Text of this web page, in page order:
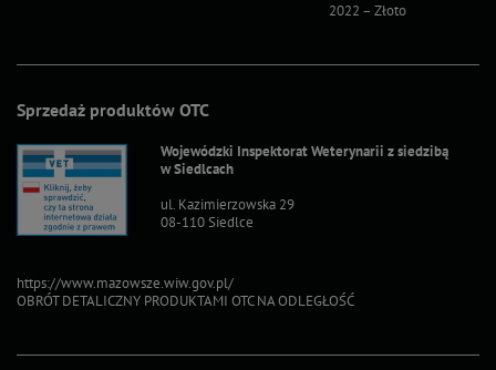
Sprzedaż produktów OTC
Wojewódzki Inspektorat Weterynarii z siedzibą
w Siedlcach
ul. Kazimierzowska 29
08-110 Siedlce
https://www.mazowsze.wiw.gov.pl/
OBRÓT DETALICZNY PRODUKTAMI OTC NA ODLEGŁOŚĆ
2022 – Złoto